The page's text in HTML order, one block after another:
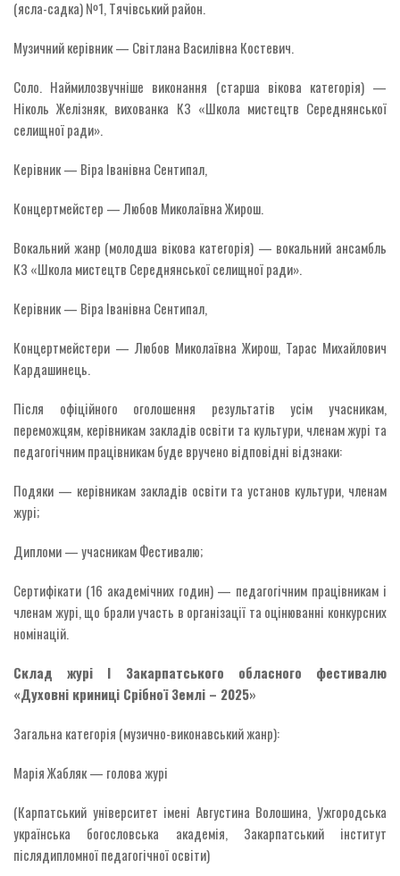
(ясла-садка) №1, Тячівський район.
Музичний керівник — Світлана Василівна Костевич.
Соло. Наймилозвучніше виконання (старша вікова категорія) —
Ніколь Желізняк, вихованка КЗ «Школа мистецтв Середнянської
селищної ради».
Керівник — Віра Іванівна Сентипал,
Концертмейстер — Любов Миколаївна Жирош.
Вокальний жанр (молодша вікова категорія) — вокальний ансамбль
КЗ «Школа мистецтв Середнянської селищної ради».
Керівник — Віра Іванівна Сентипал,
Концертмейстери — Любов Миколаївна Жирош, Тарас Михайлович
Кардашинець.
Після офіційного оголошення результатів усім учасникам,
переможцям, керівникам закладів освіти та культури, членам журі та
педагогічним працівникам буде вручено відповідні відзнаки:
Подяки — керівникам закладів освіти та установ культури, членам
журі;
Дипломи — учасникам Фестивалю;
Сертифікати (16 академічних годин) — педагогічним працівникам і
членам журі, що брали участь в організації та оцінюванні конкурсних
номінацій.
Склад журі І Закарпатського обласного фестивалю
«Духовні криниці Срібної Землі – 2025»
Загальна категорія (музично-виконавський жанр):
Марія Жабляк — голова журі
(Карпатський університет імені Августина Волошина, Ужгородська
українська богословська академія, Закарпатський інститут
післядипломної педагогічної освіти)